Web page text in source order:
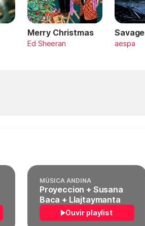
Merry Christmas
Ed Sheeran
Savage
aespa
MÚSICA ANDINA
Proyeccion + Susana
Baca + Llajtaymanta
Ouvir playlist